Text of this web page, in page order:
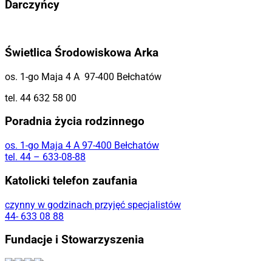
Darczyńcy
Świetlica Środowiskowa Arka
os. 1-go Maja 4 A 97-400 Bełchatów
tel. 44 632 58 00
Poradnia życia rodzinnego
os. 1-go Maja 4 A 97-400 Bełchatów
tel. 44 – 633-08-88
Katolicki telefon zaufania
czynny w godzinach przyjęć specjalistów
44- 633 08 88
Fundacje i Stowarzyszenia